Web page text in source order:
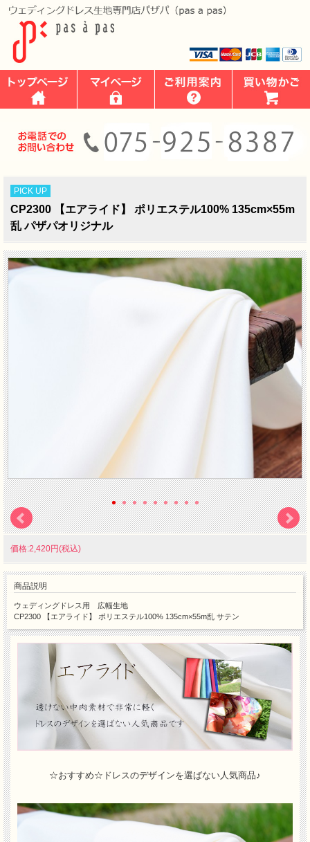
PICK UP
CP2300 【エアライド】 ポリエステル100% 135cm×55m
乱 パザパオリジナル
価格:2,420円(税込)
商品説明
ウェディングドレス用 広幅生地
CP2300 【エアライド】 ポリエステル100% 135cm×55m乱 サテン
☆おすすめ☆ドレスのデザインを選ばない人気商品♪